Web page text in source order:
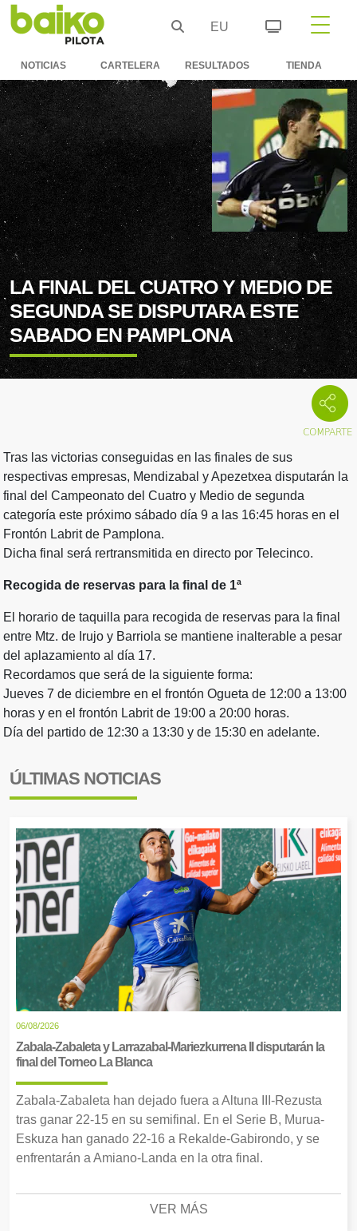
EU
NOTICIAS CARTELERA RESULTADOS TIENDA
LA FINAL DEL CUATRO Y MEDIO DE
SEGUNDA SE DISPUTARA ESTE
SABADO EN PAMPLONA
Tras las victorias conseguidas en las finales de sus
respectivas empresas, Mendizabal y Apezetxea disputarán la
final del Campeonato del Cuatro y Medio de segunda
categoría este próximo sábado día 9 a las 16:45 horas en el
Frontón Labrit de Pamplona.
Dicha final será rertransmitida en directo por Telecinco.
Recogida de reservas para la final de 1ª
El horario de taquilla para recogida de reservas para la final
entre Mtz. de Irujo y Barriola se mantiene inalterable a pesar
del aplazamiento al día 17.
Recordamos que será de la siguiente forma:
Jueves 7 de diciembre en el frontón Ogueta de 12:00 a 13:00
horas y en el frontón Labrit de 19:00 a 20:00 horas.
Día del partido de 12:30 a 13:30 y de 15:30 en adelante.
ÚLTIMAS NOTICIAS
06/08/2026
Zabala-Zabaleta y Larrazabal-Mariezkurrena II disputarán la
final del Torneo La Blanca
Zabala-Zabaleta han dejado fuera a Altuna III-Rezusta
tras ganar 22-15 en su semifinal. En el Serie B, Murua-
Eskuza han ganado 22-16 a Rekalde-Gabirondo, y se
enfrentarán a Amiano-Landa en la otra final.
VER MÁS